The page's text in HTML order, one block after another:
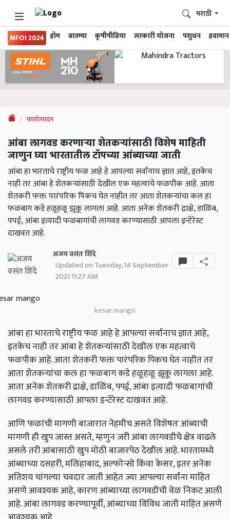
MFOI 2024 होम बातम्या कृषीपीडिया सरकारी योजना पशुधन हवामान
मराठी
फलोत्पादन
आंबा लागवड करणाऱ्या शेतकऱ्यांसाठी विशेष माहिती
जाणुन घ्या भारतातील टॉपच्या आंब्याच्या जाती
आंबा हा भारताचे राष्ट्रीय फळ आहे हे आपल्या सर्वांनाच ज्ञात आहे, इतकेच
नाही तर आंबा हे शेतकऱ्यांसाठी देखील एक महत्वाचे फळपीक आहे. आता
शेतकरी फक्त पारंपरिक पिकच घेत नाहीत तर आता शेतकऱ्यांचा कल हा
फळबाग कडे हळूहळू झूकू लागला आहे. आता अनेक शेतकरी द्राक्षे, डाळिंब,
पपई, आंबा इत्यादी फळबागांची लागवड करण्यासाठी आपला इन्टेरेस्ट
दाखवत आहे.
अजय वसंत शिंदे
Updated on Tuesday, 14 September
2021 11:27 AM
kesar mango
आंबा हा भारताचे राष्ट्रीय फळ आहे हे आपल्या सर्वांनाच ज्ञात आहे,
इतकेच नाही तर आंबा हे शेतकऱ्यांसाठी देखील एक महत्वाचे
फळपीक आहे. आता शेतकरी फक्त पारंपरिक पिकच घेत नाहीत तर
आता शेतकऱ्यांचा कल हा फळबाग कडे हळूहळू झूकू लागला आहे.
आता अनेक शेतकरी द्राक्षे, डाळिंब, पपई, आंबा इत्यादी फळबागांची
लागवड करण्यासाठी आपला इन्टेरेस्ट दाखवत आहे.
आणि फळांची मागणी बाजारात नेहमीच असते विशेषतः आंब्याची
मागणी ही खुप जास्त असते, म्हणुन जरी आंबा लागवडीचे क्षेत्र वाढले
असले तरी आंबासाठी खुप मोठी बाजारपेठ देखील आहे. भारतामध्ये
आंब्याच्या दसहरी, मलिहाबाद, अल्फोन्सो किंवा केसर, इतर अनेक
अतिशय चांगल्या चवदार जाती आहेत ज्या आपल्या सर्वांना माहित
असणे आवश्यक आहे, कारण आंब्याच्या लागवडीची वेळ निकट आली
आहे. आंबा लागवड करण्यापूर्वी, आंब्याच्या विविध जाती माहित असणे